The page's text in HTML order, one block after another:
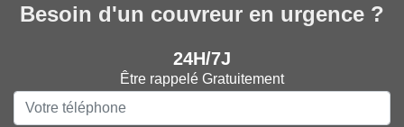
Besoin d'un couvreur en urgence ?
24H/7J
Être rappelé Gratuitement